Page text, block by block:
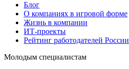
Блог
О компаниях в игровой форме
Жизнь в компании
ИТ-проекты
Рейтинг работодателей России
Молодым специалистам